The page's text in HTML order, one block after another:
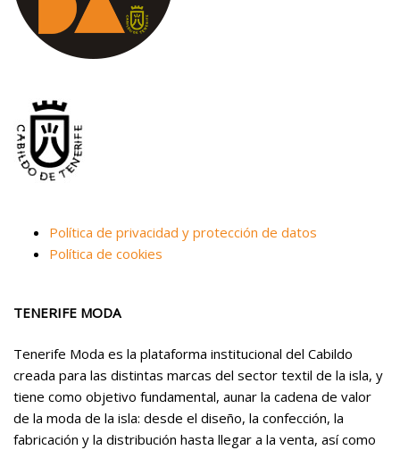
Política de privacidad y protección de datos
Política de cookies
TENERIFE MODA
Tenerife Moda es la plataforma institucional del Cabildo
creada para las distintas marcas del sector textil de la isla, y
tiene como objetivo fundamental, aunar la cadena de valor
de la moda de la isla: desde el diseño, la confección, la
fabricación y la distribución hasta llegar a la venta, así como